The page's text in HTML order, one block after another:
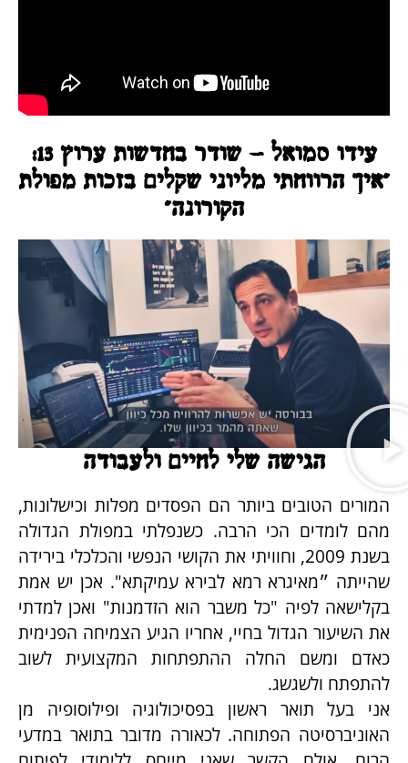
עידו סמואל - שודר בחדשות ערוץ 13:
"איך הרווחתי מליוני שקלים בזכות מפולת
הקורונה"
הגישה שלי לחיים ולעבודה
המורים הטובים ביותר הם הפסדים מפלות וכישלונות,
מהם לומדים הכי הרבה. כשנפלתי במפולת הגדולה
בשנת 2009, וחוויתי את הקושי הנפשי והכלכלי בירידה
שהייתה ״מאיגרא רמא לבירא עמיקתא". אכן יש אמת
בקלישאה לפיה "כל משבר הוא הזדמנות" ואכן למדתי
את השיעור הגדול בחיי, אחריו הגיע הצמיחה הפנימית
כאדם ומשם החלה ההתפתחות המקצועית לשוב
להתפתח ולשגשג.
אני בעל תואר ראשון בפסיכולוגיה ופילוסופיה מן
האוניברסיטה הפתוחה. לכאורה מדובר בתואר במדעי